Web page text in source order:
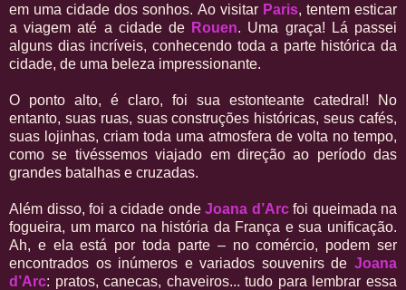
em uma cidade dos sonhos. Ao visitar Paris, tentem esticar
a viagem até a cidade de Rouen. Uma graça! Lá passei
alguns dias incríveis, conhecendo toda a parte histórica da
cidade, de uma beleza impressionante.
O ponto alto, é claro, foi sua estonteante catedral! No
entanto, suas ruas, suas construções históricas, seus cafés,
suas lojinhas, criam toda uma atmosfera de volta no tempo,
como se tivéssemos viajado em direção ao período das
grandes batalhas e cruzadas.
Além disso, foi a cidade onde Joana d’Arcfoi queimada na
fogueira, um marco na história da França e sua unificação.
Ah, e ela está por toda parte – no comércio, podem ser
encontrados os inúmeros e variados souvenirs de Joana
d’Arc: pratos, canecas, chaveiros... tudo para lembrar essa